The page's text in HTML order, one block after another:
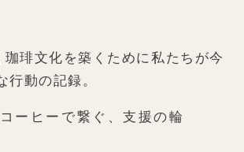
珈琲文化を築くために私たちが今
行動の記録。
ーヒーで繋ぐ、支援の輪